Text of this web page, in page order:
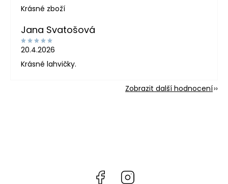
Krásné zboží
Jana Svatošová
20.4.2026
Krásné lahvičky.
Zobrazit další hodnocení
Facebook